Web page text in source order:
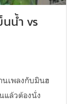
น้ำ vs
เพลงกับมินฮ
แล้วต้องนั่ง